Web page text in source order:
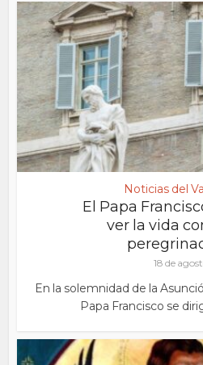
Noticias del
El Papa
ver la vida
18 de
En la solemnidad de la
Papa Francisco se